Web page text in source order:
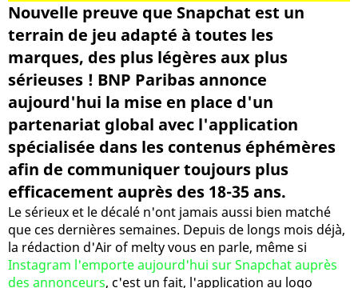
Nouvelle preuve que Snapchat est un
terrain de jeu adapté à toutes les
marques, des plus légères aux plus
sérieuses ! BNP Paribas annonce
aujourd'hui la mise en place d'un
partenariat global avec l'application
spécialisée dans les contenus éphémères
afin de communiquer toujours plus
efficacement auprès des 18-35 ans.
Le sérieux et le décalé n'ont jamais aussi bien matché
que ces dernières semaines. Depuis de longs mois déjà,
la rédaction d'Air of melty vous en parle, même si
Instagram l'emporte aujourd'hui sur Snapchat auprès
des annonceurs, c'est un fait, l'application au logo